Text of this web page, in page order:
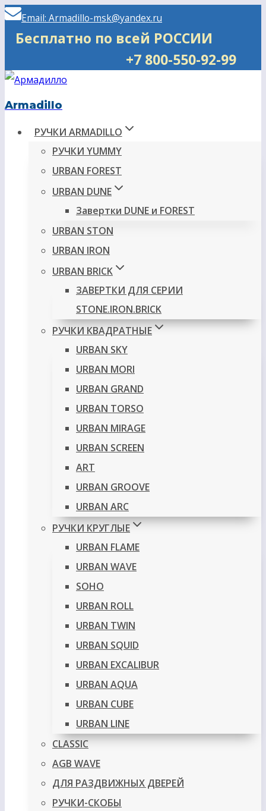
Перейти
Email: Armadillo-msk@yandex.ru
Бесплатно по всей РОССИИ
+7 800-550-92-99
Armadillo
РУЧКИ ARMADILLO
РУЧКИ YUMMY
URBAN FOREST
URBAN DUNE
Завертки DUNE и FOREST
URBAN STON
URBAN IRON
URBAN BRICK
ЗАВЕРТКИ ДЛЯ СЕРИИ
STONE.IRON.BRICK
РУЧКИ КВАДРАТНЫЕ
URBAN SKY
URBAN MORI
URBAN GRAND
URBAN TORSO
URBAN MIRAGE
URBAN SCREEN
ART
URBAN GROOVE
URBAN ARC
РУЧКИ КРУГЛЫЕ
URBAN FLAME
URBAN WAVE
SOHO
URBAN ROLL
URBAN TWIN
URBAN SQUID
URBAN EXCALIBUR
URBAN AQUA
URBAN CUBE
URBAN LINE
CLASSIC
AGB WAVE
ДЛЯ РАЗДВИЖНЫХ ДВЕРЕЙ
РУЧКИ-СКОБЫ